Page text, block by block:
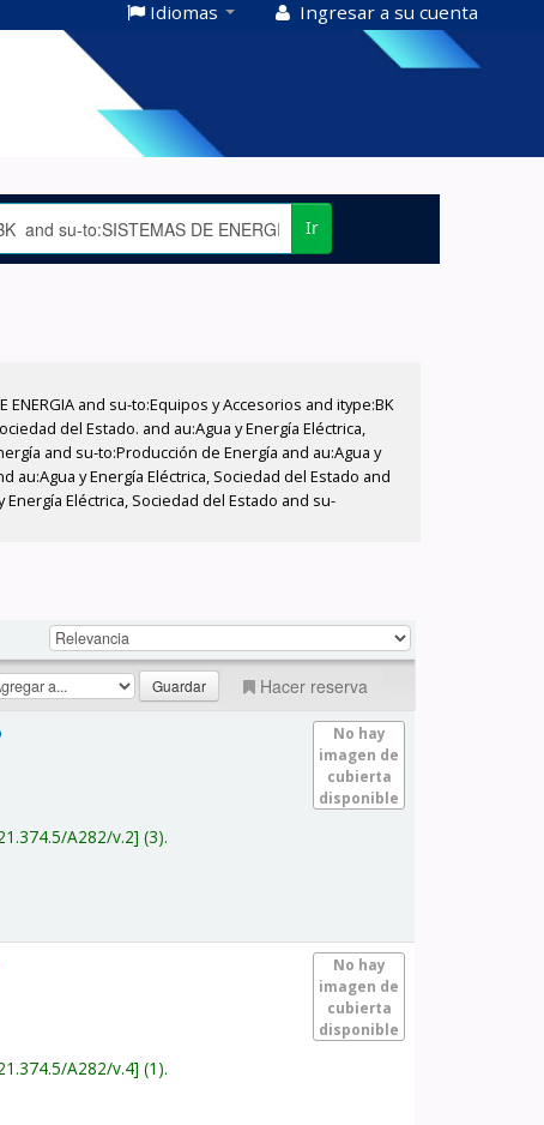
Idiomas Ingresar a su cuenta
Ir
and su-to:Equipos y Accesorios and itype:BK
del Estado. and au:Agua y Energía Eléctrica,
and su-to:Producción de Energía and au:Agua y
au:Agua y Energía Eléctrica, Sociedad del Estado and
Eléctrica, Sociedad del Estado and su-
Hacer reserva
No hay
imagen de
cubierta
disponible
A282/v.2 (3).
No hay
imagen de
cubierta
disponible
A282/v.4 (1).